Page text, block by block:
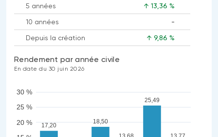
5 années ↑ 13,36 %
10 années
-
Aucune
Depuis la création ↑ 9,86 %
Rendement par année civile
En date du 30 juin 2026
20 %
25 %
30 %
17,20
18,50
25,49